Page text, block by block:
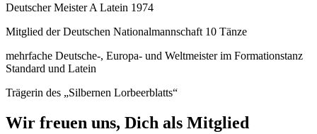
Deutscher Meister A Latein 1974
Mitglied der Deutschen Nationalmannschaft 10 Tänze
mehrfache Deutsche-, Europa- und Weltmeister im Formationstanz
Standard und Latein
Trägerin des „Silbernen Lorbeerblatts“
Wir freuen uns, Dich als Mitglied